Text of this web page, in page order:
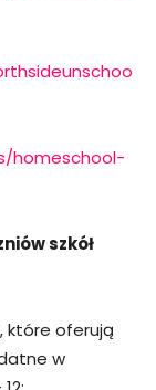
homeschool-
szkół
które oferują
w